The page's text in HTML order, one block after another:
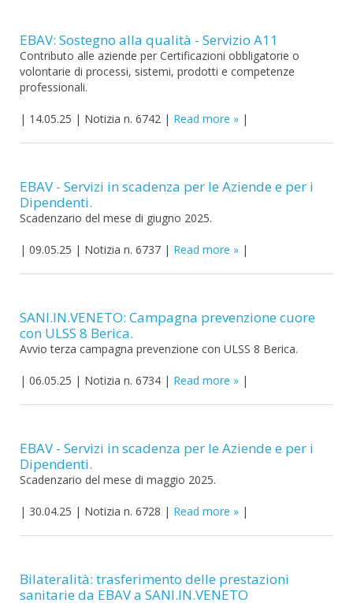
EBAV: Sostegno alla qualità - Servizio A11
Contributo alle aziende per Certificazioni obbligatorie o
volontarie di processi, sistemi, prodotti e competenze
professionali.
| 14.05.25 | Notizia n. 6742 | Read more |
EBAV - Servizi in scadenza per le Aziende e per i
Dipendenti.
Scadenzario del mese di giugno 2025.
| 09.05.25 | Notizia n. 6737 | Read more |
SANI.IN.VENETO: Campagna prevenzione cuore
con ULSS 8 Berica.
Avvio terza campagna prevenzione con ULSS 8 Berica.
| 06.05.25 | Notizia n. 6734 | Read more |
EBAV - Servizi in scadenza per le Aziende e per i
Dipendenti.
Scadenzario del mese di maggio 2025.
| 30.04.25 | Notizia n. 6728 | Read more |
Bilateralità: trasferimento delle prestazioni
sanitarie da EBAV a SANI.IN.VENETO